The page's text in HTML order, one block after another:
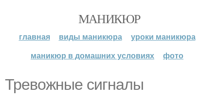
МАНИКЮР
главная виды маникюра
уроки маникюра
маникюр в домашних условиях
фото
Тревожные сигналы